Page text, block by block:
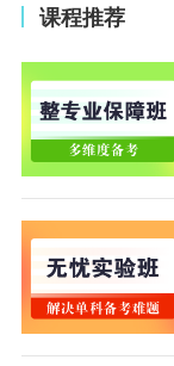
课程推荐